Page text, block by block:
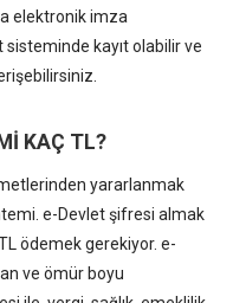
elektronik imza
kayıt olabilir ve
KAÇ TL?
yararlanmak
e-Devlet şifresi almak
ödemek gerekiyor. e-
ve ömür boyu